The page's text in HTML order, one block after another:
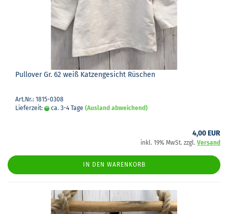
Pull­over Gr. 62 weiß Kat­zen­ge­sicht Rü­schen
Art.Nr.: 1815-0308
Lieferzeit:
ca. 3-4 Tage (Ausland abweichend)
4,00 EUR
inkl. 19% MwSt. zzgl. Versand
IN DEN WARENKORB